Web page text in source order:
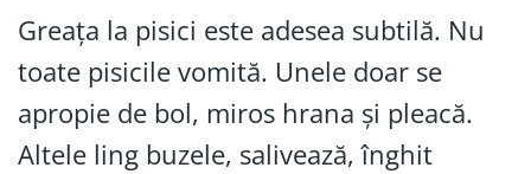
Greața la pisici este adesea subtilă. Nu
toate pisicile vomită. Unele doar se
apropie de bol, miros hrana și pleacă.
Altele ling buzele, salivează, înghit